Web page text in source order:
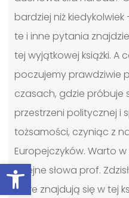
Otwórz
bardziej niż
te i inne pytania
tej wyjątkowej książki. A
poczujemy prawdziwie
czasach, gdzie próbuje
przestrzeni politycznej i
tożsamości, czyniąc z
Europejczyków. Warto
kolejne słowa prof.
które znajdują się w tej